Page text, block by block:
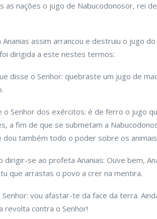
nações o jugo de Nabucodonosor, rei
assim arrancou e destruiu o jugo
dirigida a este nestes termos:
disse o Senhor: quebraste um jugo de
o Senhor dos exércitos: é de ferro o jugo
a fim de que se submetam a
dou também todo o poder sobre os
dirigir-se ao profeta Ananias: Ouve bem,
que arrastas o povo a crer na mentira.
vou afastar-te da face da terra.
revolta contra o Senhor!